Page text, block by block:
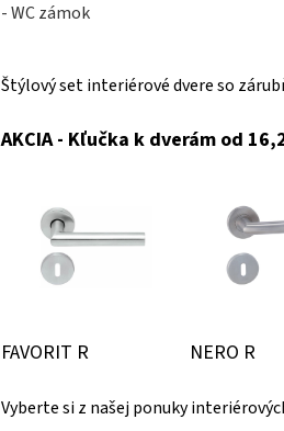
- WC zámok
Štýlový set interiérové dvere so
AKCIA - Kľučka k dverám od
FAVORIT R
Vyberte si z našej ponuky